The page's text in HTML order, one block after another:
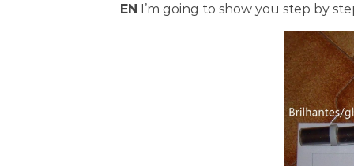
EN I’m going to show you step by